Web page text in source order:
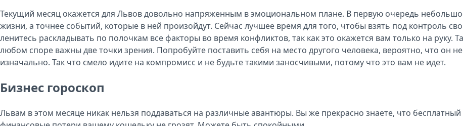
Текущий месяц окажется для Львов довольно напряженным в эмоциональном плане. В первую очередь
жизни, а точнее событий, которые в ней произойдут. Сейчас лучшее время для того, чтобы взять под контроль
ленитесь раскладывать по полочкам все факторы во время конфликтов, так как это окажется вам только на руку.
любом споре важны две точки зрения. Попробуйте поставить себя на место другого человека, вероятно, что он
изначально. Так что смело идите на компромисс и не будьте такими заносчивыми, потому что это вам не идет.
Бизнес гороскоп
Львам в этом месяце никак нельзя поддаваться на различные авантюры. Вы же прекрасно знаете, что